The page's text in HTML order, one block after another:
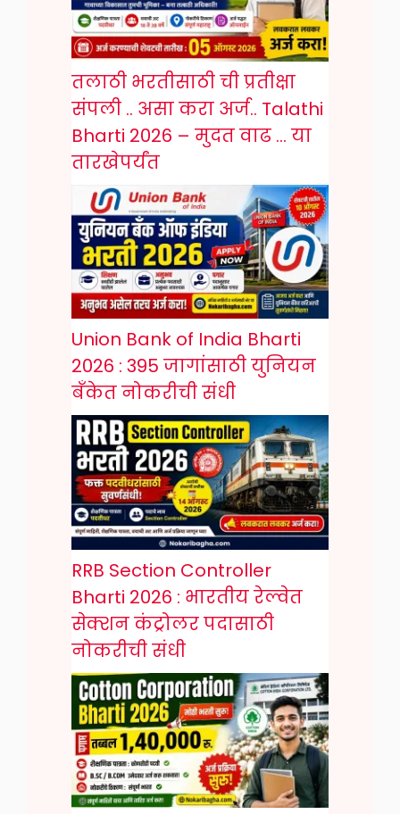
तलाठी भरतीसाठी ची प्रतीक्षा
संपली .. असा करा अर्ज.. Talathi
Bharti 2026 – मुदत वाढ … या
तारखेपर्यंत
Union Bank of India Bharti
2026 : 395 जागांसाठी युनियन
बँकेत नोकरीची संधी
RRB Section Controller
Bharti 2026 : भारतीय रेल्वेत
सेक्शन कंट्रोलर पदासाठी
नोकरीची संधी